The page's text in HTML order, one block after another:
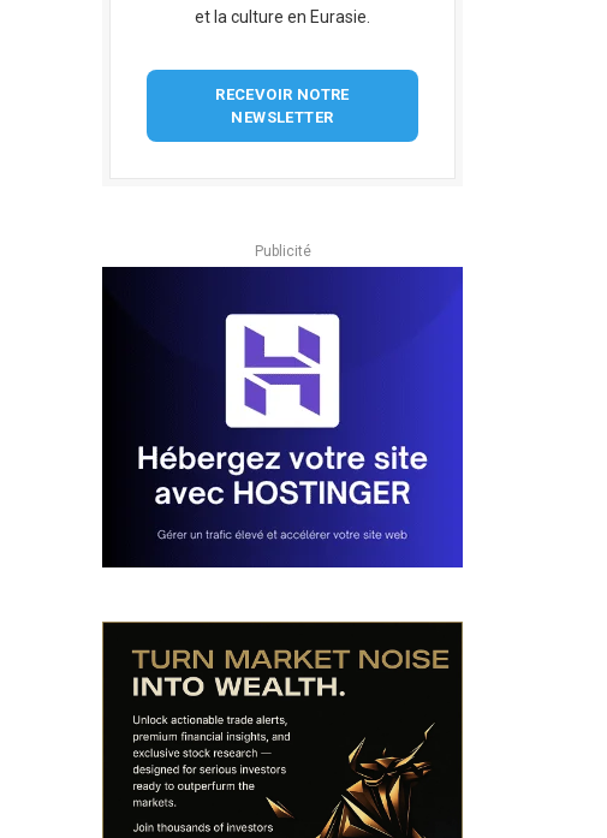
et la culture en Eurasie.
RECEVOIR NOTRE
NEWSLETTER
Publicité